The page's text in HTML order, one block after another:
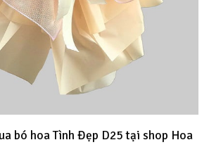
bó hoa Tình Đẹp D25 tại shop Hoa